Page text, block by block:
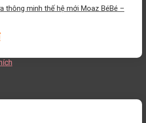
thông minh thế hệ mới Moaz BéBé –